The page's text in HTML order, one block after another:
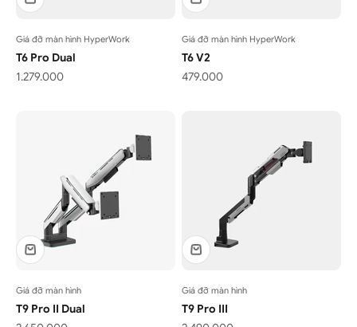
Giá đỡ màn hình HyperWork
T6 Pro Dual
Giá bán
1.279.000
Giá đỡ màn hình HyperWork
T6 V2
Giá bán
479.000
Giá đỡ màn hình
T9 Pro II Dual
Giá đỡ màn hình
T9 Pro III